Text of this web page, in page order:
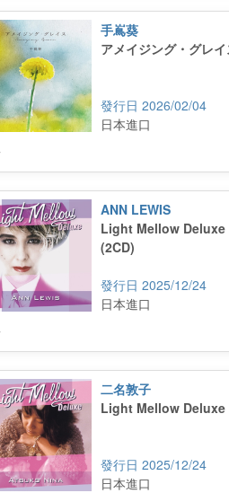
手嶌葵
アメイジング・グレ
2026/02/04
日本進口
ANN LEWIS
Light Mellow Deluxe
(2CD)
2025/12/24
日本進口
二名敦子
Light Mellow Deluxe
2025/12/24
日本進口